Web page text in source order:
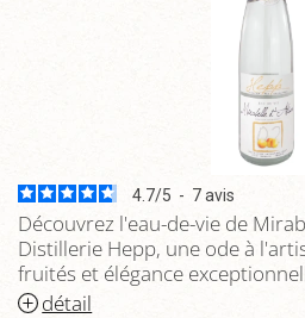
4.7/5 - 7avis
Découvrez l'eau-de-vie de
Distillerie Hepp, une ode à
fruités et élégance
détail